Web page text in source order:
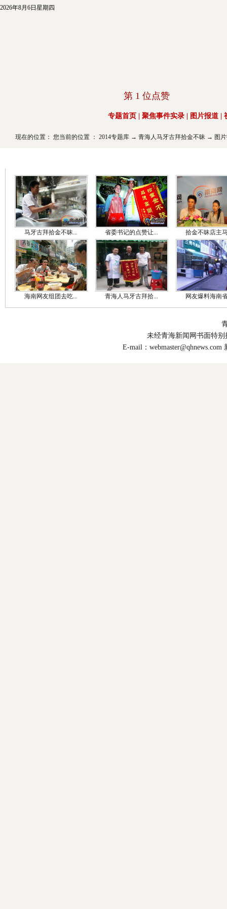
2026年8月6日星期四
第 1 位点赞
专题首页 |聚焦事件实录 图片报道 |
现在的位置： 您当前的位置 ： 2014专题库 → 青海人马牙古拜拾金不昧 → 图
马牙古拜拾金不昧... 省委书记的点赞让... 拾金不昧店主
海南网友组团去吃... 青海人马牙古拜拾... 网友爆料海南
未经青海新闻网书面特
E-mail： webmaster@qhnews.com